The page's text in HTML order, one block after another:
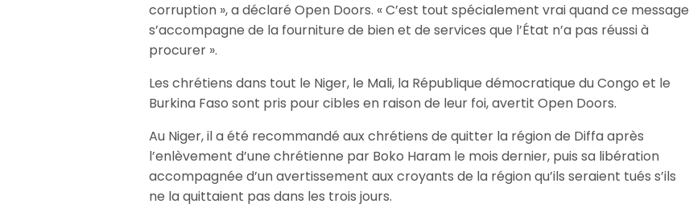
corruption », a déclaré Open Doors. « C’est tout spécialement vrai quand ce message
s’accompagne de la fourniture de bien et de services que l’État n’a pas réussi à
procurer ».
Les chrétiens dans tout le Niger, le Mali, la République démocratique du Congo et le
Burkina Faso sont pris pour cibles en raison de leur foi, avertit Open Doors.
Au Niger, il a été recommandé aux chrétiens de quitter la région de Diffa après
l’enlèvement d’une chrétienne par Boko Haram le mois dernier, puis sa libération
accompagnée d’un avertissement aux croyants de la région qu’ils seraient tués s’ils
ne la quittaient pas dans les trois jours.